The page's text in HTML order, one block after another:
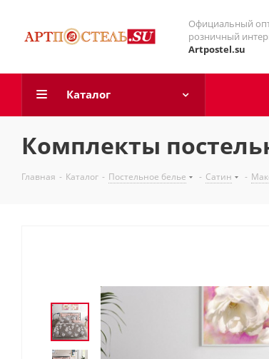
Официальный
розничный
Artpostel.su
Каталог
Комплекты
Главная - Каталог - Постельное белье - Сатин -